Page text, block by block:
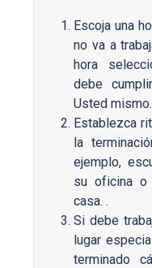
Escoja una
no va a
hora
debe
Usted mismo.
Establezca
la
ejemplo,
su oficina o
casa. .
Si debe
lugar
terminado